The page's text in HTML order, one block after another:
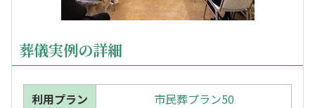
葬儀実例の詳細
利用プラン
市民葬プラン50